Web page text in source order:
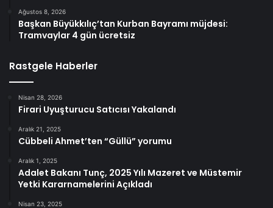
Ağustos 8, 2026
Başkan Büyükkılıç’tan Kurban Bayramı müjdesi:
Tramvaylar 4 gün ücretsiz
Rastgele Haberler
Nisan 28, 2026
Firari Uyuşturucu Satıcısı Yakalandı
Aralık 21, 2025
Cübbeli Ahmet’ten “Güllü” yorumu
Aralık 1, 2025
Adalet Bakanı Tunç, 2025 Yılı Mazeret ve Müstemir
Yetki Kararnamelerini Açıkladı
Nisan 23, 2025